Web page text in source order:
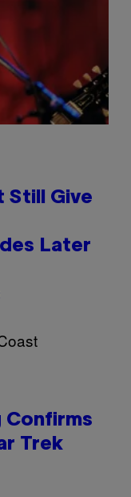
Still Give
Later
Confirms
Trek